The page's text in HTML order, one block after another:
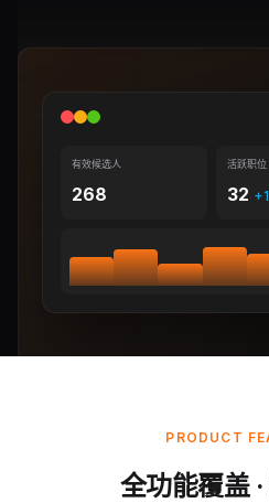
有效候选人
268
活跃职位
32
PRODUCT
全功能覆盖